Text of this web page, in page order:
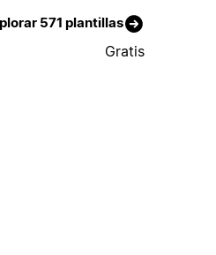
571 plantillas
Gratis